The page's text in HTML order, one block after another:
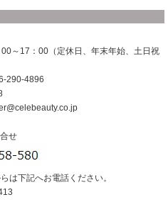
～17：00（定休日、年末年始、土日祝
290-4896
せ
は下記へお電話ください。